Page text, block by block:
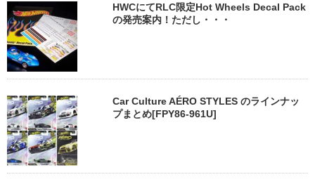
HWCにてRLC限定Hot Wheels Decal Pack
の発売案内！ただし・・・
Car Culture AÉRO STYLES のラインナッ
プまとめ[FPY86-961U]